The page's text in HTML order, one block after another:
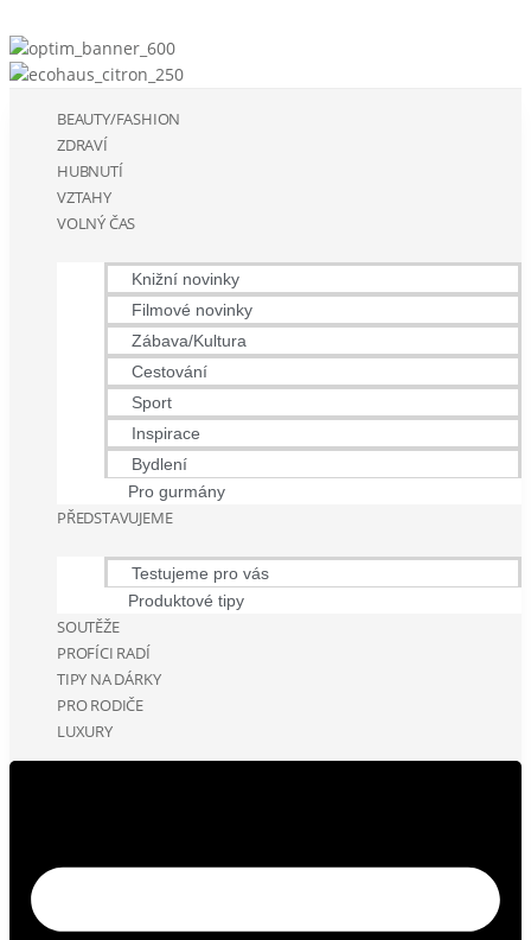
BEAUTY/FASHION
ZDRAVÍ
HUBNUTÍ
VZTAHY
VOLNÝ ČAS
Knižní novinky
Filmové novinky
Zábava/Kultura
Cestování
Sport
Inspirace
Bydlení
Pro gurmány
PŘEDSTAVUJEME
Testujeme pro vás
Produktové tipy
SOUTĚŽE
PROFÍCI RADÍ
TIPY NA DÁRKY
PRO RODIČE
LUXURY